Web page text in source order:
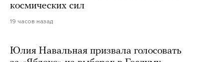
космических сил
19 часов назад
Юлия Навальная призвала голосовать